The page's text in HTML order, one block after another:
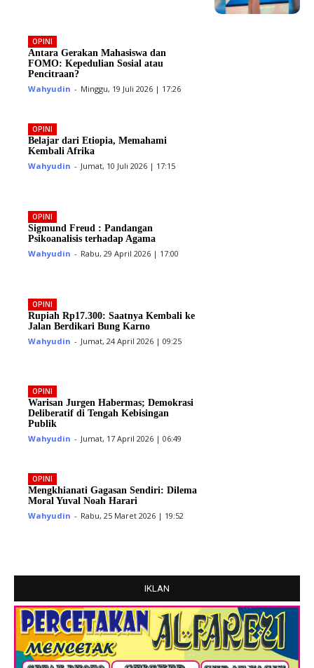
OPINI
Antara Gerakan Mahasiswa dan
FOMO: Kepedulian Sosial atau
Pencitraan?
Wahyudin - Minggu, 19 Juli 2026 | 17:26
OPINI
Belajar dari Etiopia, Memahami
Kembali Afrika
Wahyudin - Jumat, 10 Juli 2026 | 17:15
OPINI
Sigmund Freud : Pandangan
Psikoanalisis terhadap Agama
Wahyudin - Rabu, 29 April 2026 | 17:00
OPINI
Rupiah Rp17.300: Saatnya Kembali ke
Jalan Berdikari Bung Karno
Wahyudin - Jumat, 24 April 2026 | 09:25
OPINI
Warisan Jurgen Habermas; Demokrasi
Deliberatif di Tengah Kebisingan
Publik
Wahyudin - Jumat, 17 April 2026 | 06:49
OPINI
Mengkhianati Gagasan Sendiri: Dilema
Moral Yuval Noah Harari
Wahyudin - Rabu, 25 Maret 2026 | 19:52
IKLAN